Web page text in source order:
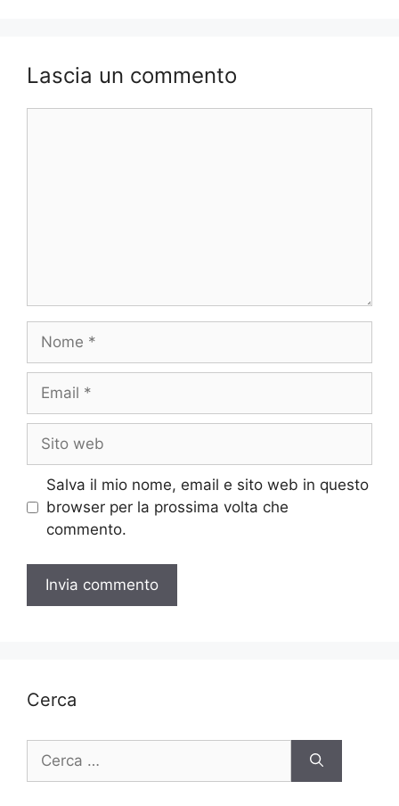
Lascia un commento
Nome
Email
Sito
web
Salva il mio nome, email e sito web in questo
browser per la prossima volta che
commento.
Cerca
per: